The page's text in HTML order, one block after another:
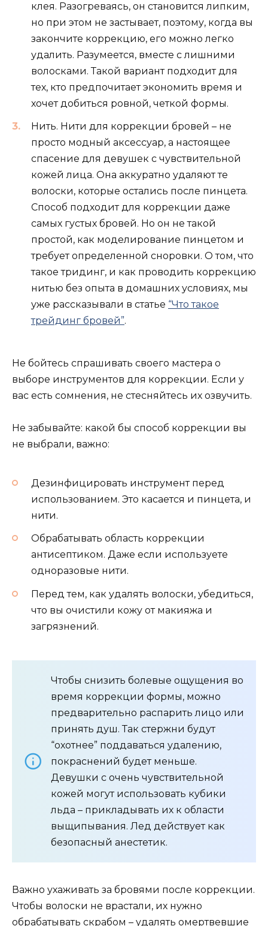
клея. Разогреваясь, он становится липким,
но при этом не застывает, поэтому, когда вы
закончите коррекцию, его можно легко
удалить. Разумеется, вместе с лишними
волосками. Такой вариант подходит для
тех, кто предпочитает экономить время и
хочет добиться ровной, четкой формы.
Нить. Нити для коррекции бровей – не
просто модный аксессуар, а настоящее
спасение для девушек с чувствительной
кожей лица. Она аккуратно удаляют те
волоски, которые остались после пинцета.
Способ подходит для коррекции даже
самых густых бровей. Но он не такой
простой, как моделирование пинцетом и
требует определенной сноровки. О том, что
такое тридинг, и как проводить коррекцию
нитью без опыта в домашних условиях, мы
уже рассказывали в статье “Что такое
трейдинг бровей”.
Не бойтесь спрашивать своего мастера о
выборе инструментов для коррекции. Если у
вас есть сомнения, не стесняйтесь их озвучить.
Не забывайте: какой бы способ коррекции вы
не выбрали, важно:
Дезинфицировать инструмент перед
использованием. Это касается и пинцета, и
нити.
Обрабатывать область коррекции
антисептиком. Даже если используете
одноразовые нити.
Перед тем, как удалять волоски, убедиться,
что вы очистили кожу от макияжа и
загрязнений.
Чтобы снизить болевые ощущения во
время коррекции формы, можно
предварительно распарить лицо или
принять душ. Так стержни будут
“охотнее” поддаваться удалению,
покраснений будет меньше.
Девушки с очень чувствительной
кожей могут использовать кубики
льда – прикладывать их к области
выщипывания. Лед действует как
безопасный анестетик.
Важно ухаживать за бровями после коррекции.
Чтобы волоски не врастали, их нужно
обрабатывать скрабом – удалять омертвевшие